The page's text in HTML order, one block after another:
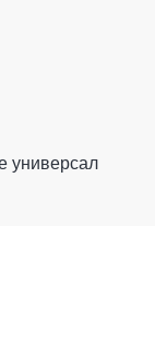
универсал